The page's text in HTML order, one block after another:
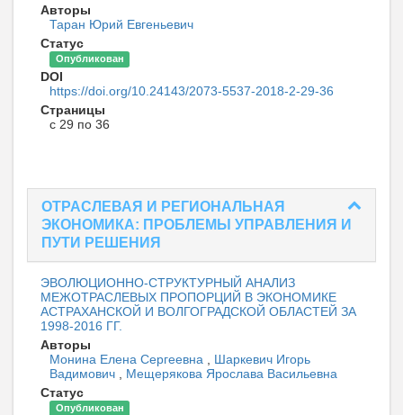
Авторы
Таран Юрий Евгеньевич
Статус
Опубликован
DOI
https://doi.org/10.24143/2073-5537-2018-2-29-36
Страницы
с 29 по 36
ОТРАСЛЕВАЯ И РЕГИОНАЛЬНАЯ
ЭКОНОМИКА: ПРОБЛЕМЫ УПРАВЛЕНИЯ И
ПУТИ РЕШЕНИЯ
ЭВОЛЮЦИОННО-СТРУКТУРНЫЙ АНАЛИЗ
МЕЖОТРАСЛЕВЫХ ПРОПОРЦИЙ В ЭКОНОМИКЕ
АСТРАХАНСКОЙ И ВОЛГОГРАДСКОЙ ОБЛАСТЕЙ ЗА
1998-2016 ГГ.
Авторы
Монина Елена Сергеевна , Шаркевич Игорь
Вадимович , Мещерякова Ярослава Васильевна
Статус
Опубликован